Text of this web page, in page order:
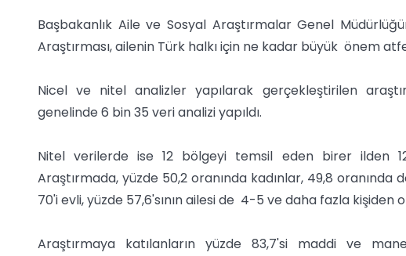
Başbakanlık Aile ve Sosyal Araştırmalar Genel
Araştırması, ailenin Türk halkı için ne kadar büyük önem
Nicel ve nitel analizler yapılarak gerçekleştirilen
genelinde 6 bin 35 veri analizi yapıldı.
Nitel verilerde ise 12 bölgeyi temsil eden birer ilden
Araştırmada, yüzde 50,2 oranında kadınlar, 49,8
70'i evli, yüzde 57,6'sının ailesi de 4-5 ve daha fazla kişiden
Araştırmaya katılanların yüzde 83,7'si maddi ve